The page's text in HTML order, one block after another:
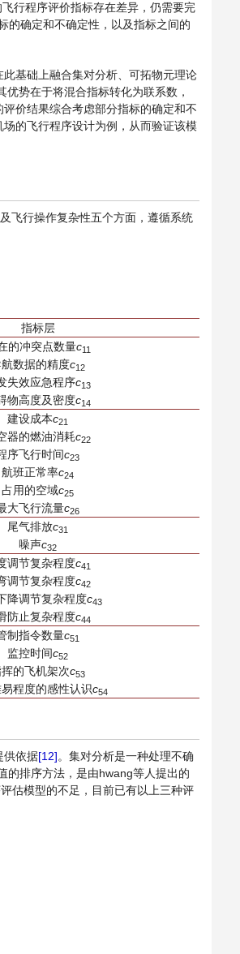
行程序评价指标存在差异，仍需要完
的确定和不确定性，以及指标之间的
基础上融合集对分析、可拓物元理论
势在于将混合指标转化为联系数，
价结果综合考虑部分指标的确定和不
的飞行程序设计为例，从而验证该模
飞行操作复杂性五个方面，遵循系统
指标层
的冲突点数量c11
数据的精度c12
失效应急程序c13
物高度及密度c14
建设成本c21
器的燃油消耗c22
序飞行时间c23
航班正常率c24
占用的空域c25
大飞行流量c26
尾气排放c31
噪声c32
调节复杂程度c41
调节复杂程度c42
降调节复杂程度c43
防止复杂程度c44
制指令数量c51
监控时间c52
的飞机架次c53
程度的感性认识c54
供依据[12]。集对分析是一种处理不确
的排序方法，是由hwang等人提出的
估模型的不足，目前已有以上三种评